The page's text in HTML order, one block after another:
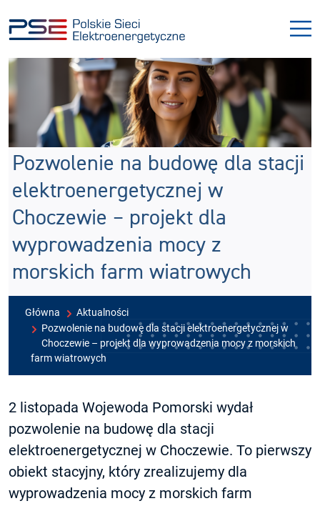
do
menu
do
treści
Pozwolenie na budowę dla stacji
elektroenergetycznej w
Choczewie – projekt dla
wyprowadzenia mocy z
morskich farm wiatrowych
Główna
Aktualności
Pozwolenie na budowę dla stacji elektroenergetycznej w
Choczewie – projekt dla wyprowadzenia mocy z morskich
farm wiatrowych
2 listopada Wojewoda Pomorski wydał
pozwolenie na budowę dla stacji
elektroenergetycznej w Choczewie. To pierwszy
obiekt stacyjny, który zrealizujemy dla
wyprowadzenia mocy z morskich farm